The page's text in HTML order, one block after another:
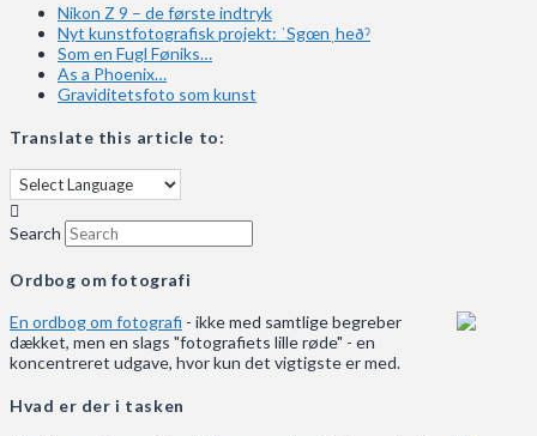
Nikon Z 9 – de første indtryk
Nyt kunstfotografisk projekt: ˈSgœnˌheðˀ
Som en Fugl Føniks…
As a Phoenix…
Graviditetsfoto som kunst
Translate this article to:
Search
Ordbog om fotografi
En ordbog om fotografi - ikke med samtlige begreber
dækket, men en slags "fotografiets lille røde" - en
koncentreret udgave, hvor kun det vigtigste er med.
Hvad er der i tasken